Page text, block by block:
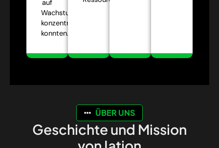
auf
Wachstumsstrategien
konzentrieren
konnten.
ÜBER UNS
Geschichte und Mission